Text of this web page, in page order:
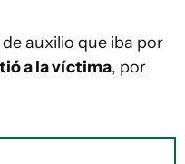
auxilio que iba por
a la víctima, por